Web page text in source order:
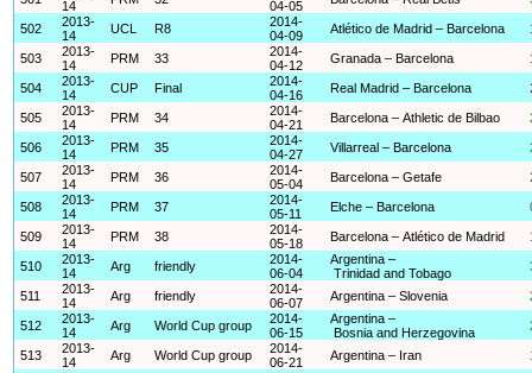
14
04-05
502
2013-
14
UCL R8
2014-
04-09
Atlético de Madrid – Barcelona
503
2013-
14
PRM 33
2014-
04-12
Granada – Barcelona
504
2013-
14
CUP Final
2014-
04-16
Real Madrid – Barcelona
505
2013-
14
PRM 34
2014-
04-21
Barcelona – Athletic de Bilbao
506
2013-
14
PRM 35
2014-
04-27
Villarreal – Barcelona
507
2013-
14
PRM 36
2014-
05-04
Barcelona – Getafe
508
2013-
14
PRM 37
2014-
05-11
Elche – Barcelona
509
2013-
14
PRM 38
2014-
05-18
Barcelona – Atlético de Madrid
510
2013-
14
Arg friendly
2014-
06-04
Argentina –
Trinidad and Tobago
511
2013-
14
Arg friendly
2014-
06-07
Argentina – Slovenia
512
2013-
14
Arg World Cup group
2014-
06-15
Argentina –
Bosnia and Herzegovina
513
2013-
14
Arg World Cup group
2014-
06-21
Argentina – Iran